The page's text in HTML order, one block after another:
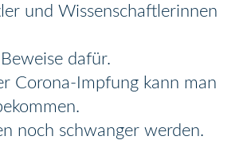
und Wissenschaftlerinnen
dafür.
Corona-Impfung kann man
noch schwanger werden.